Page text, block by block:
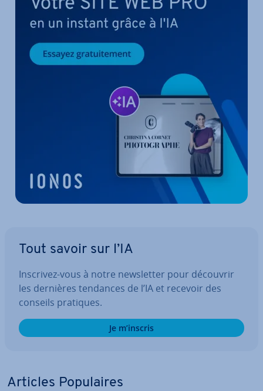
Tout savoir sur l’IA
Inscrivez-vous à notre news­let­ter pour découvrir
les dernières tendances de l’IA et recevoir des
conseils pratiques.
Je m’inscris
Articles Po­pu­laires